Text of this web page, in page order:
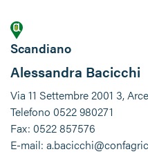
Scandiano
Alessandra Bacicchi
Via 11 Settembre 2001 3,
Telefono 0522 980271
Fax: 0522 857576
E-mail: